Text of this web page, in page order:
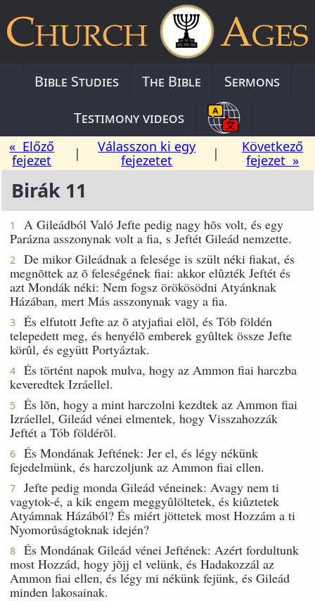
Bible Studies The Bible
Sermons
Testimony videos
« Előző
fejezet
|
Válasszon ki egy
fejezetet
|
Következő
fejezet »
Birák 11
1
A Gileádból Való Jefte pedig nagy hõs volt, és egy
Parázna asszonynak volt a fia, s Jeftét Gileád nemzette.
2
De mikor Gileádnak a felesége is szült néki fiakat, és
megnõttek az õ feleségének fiai: akkor elûzték Jeftét és
azt Mondák néki: Nem fogsz örökösödni Atyánknak
Házában, mert Más asszonynak vagy a fia.
3
És elfutott Jefte az õ atyjafiai elõl, és Tób földén
telepedett meg, és henyélõ emberek gyûltek össze Jefte
körûl, és együtt Portyáztak.
4
És történt napok mulva, hogy az Ammon fiai harczba
keveredtek Izráellel.
5
És lõn, hogy a mint harczolni kezdtek az Ammon fiai
Izráellel, Gileád vénei elmentek, hogy Visszahozzák
Jeftét a Tób földérõl.
6
És Mondának Jeftének: Jer el, és légy nékünk
fejedelmünk, és harczoljunk az Ammon fiai ellen.
7
Jefte pedig monda Gileád véneinek: Avagy nem ti
vagytok-é, a kik engem meggyûlöltetek, és kiûztetek
Atyámnak Házából? És miért jöttetek most Hozzám a ti
Nyomorúságtoknak idején?
8
És Mondának Gileád vénei Jeftének: Azért fordultunk
most Hozzád, hogy jõjj el velünk, és Hadakozzál az
Ammon fiai ellen, és légy mi nékünk fejünk, és Gileád
minden lakosainak.